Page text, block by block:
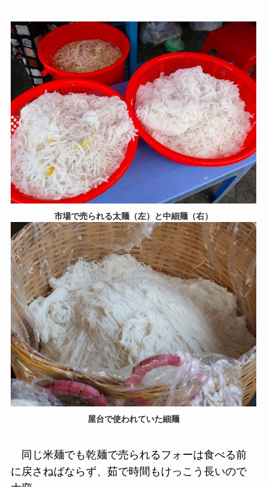
市場で売られる太麺（左）と中細麺（右）
屋台で使われていた細麺
同じ米麺でも乾麺で売られるフォーは食べる前
に戻さねばならず、茹で時間もけっこう長いので